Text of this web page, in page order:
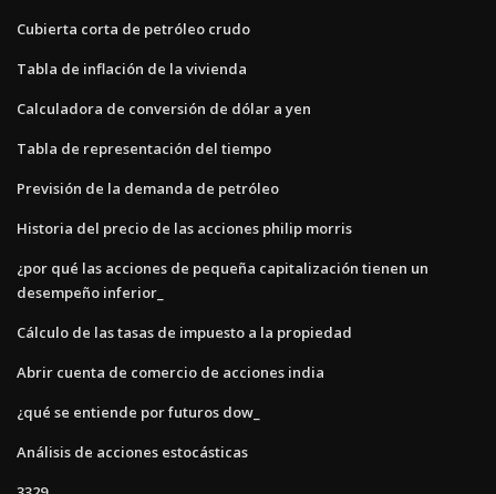
Cubierta corta de petróleo crudo
Tabla de inflación de la vivienda
Calculadora de conversión de dólar a yen
Tabla de representación del tiempo
Previsión de la demanda de petróleo
Historia del precio de las acciones philip morris
¿por qué las acciones de pequeña capitalización tienen un
desempeño inferior_
Cálculo de las tasas de impuesto a la propiedad
Abrir cuenta de comercio de acciones india
¿qué se entiende por futuros dow_
Análisis de acciones estocásticas